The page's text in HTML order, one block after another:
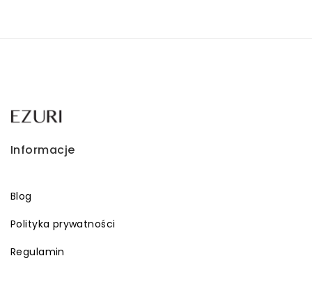
Informacje
Blog
Polityka prywatności
Regulamin